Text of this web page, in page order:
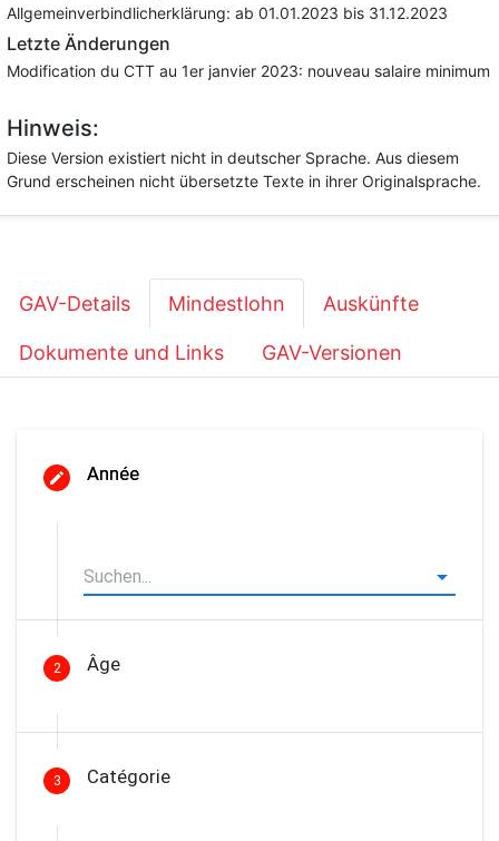
Allgemeinverbindlicherklärung: ab 01.01.2023 bis 31.12.2023
Letzte Änderungen
Modification du CTT au 1er janvier 2023: nouveau salaire minimum
Hinweis:
Diese Version existiert nicht in deutscher Sprache. Aus diesem
Grund erscheinen nicht übersetzte Texte in ihrer Originalsprache.
GAV-Details Mindestlohn Auskünfte
Dokumente und Links GAV-Versionen
Année
2 Âge
3 Catégorie